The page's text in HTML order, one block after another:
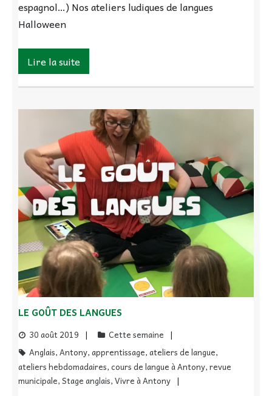
espagnol…) Nos ateliers ludiques de langues
Halloween
Lire la suite
LE GOÛT DES LANGUES
30 août 2019
Cette semaine
Anglais,Antony,apprentissage,ateliers de langue,
ateliers hebdomadaires,cours de langue à Antony,revue
municipale,Stage anglais,Vivre à Antony